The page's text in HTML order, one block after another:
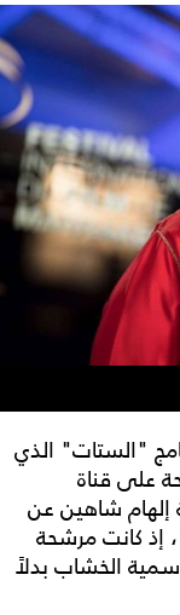
"الستات" الذي
على قناة
إلهام شاهين عن
كانت مرشحة
الخشاب بدلاً